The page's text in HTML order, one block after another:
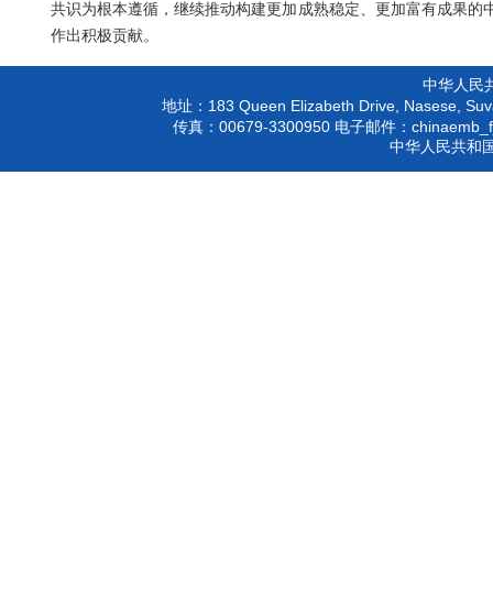
共识为根本遵循，继续推动构建更加成熟稳定、更加富有成果
作出积极贡献。
中华人民
地址： 183 Queen Elizabeth Drive, Nasese,
传真： 00679-3300950电子邮件：
中华人民共和